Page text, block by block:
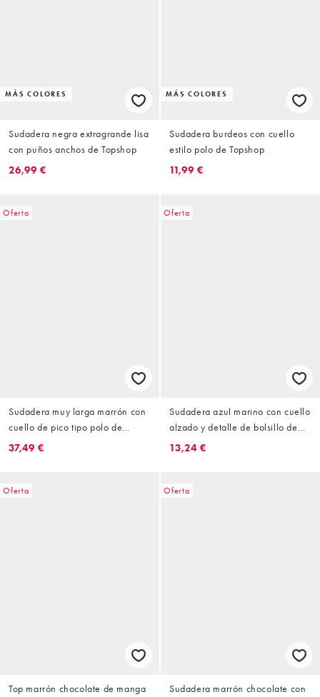
MÁS COLORES
Sudadera negra extragrande lisa
con puños anchos de Topshop
26,99 €
MÁS COLORES
Sudadera burdeos con cuello
estilo polo de Topshop
11,99 €
Oferta
Sudadera muy larga marrón con
cuello de pico tipo polo de
Topshop
37,49 €
Oferta
Sudadera azul marino con cuello
alzado y detalle de bolsillo de
Topshop
13,24 €
Oferta
Top marrón chocolate de manga
Oferta
Sudadera marrón chocolate con